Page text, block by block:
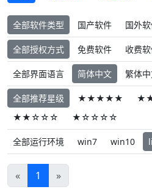
全部软件类型 国产软件 国外
全部授权方式 免费软件 收费
全部界面语言 简体中文 繁体
全部推荐星级 ★★★★★
★★☆☆☆
★☆☆☆☆
全部运行环境 win7 win10
« 1 »